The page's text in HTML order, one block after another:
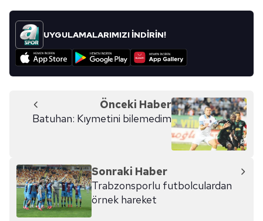
ilgili mevzuata uygun olarak kullanılan çerezlerle ilgili bilgi
almak için lütfen
UYGULAMALARIMIZI İNDİRİN!
Önceki Haber
Batuhan: Kıymetini bilemedim
Sonraki Haber
Trabzonsporlu futbolculardan
örnek hareket